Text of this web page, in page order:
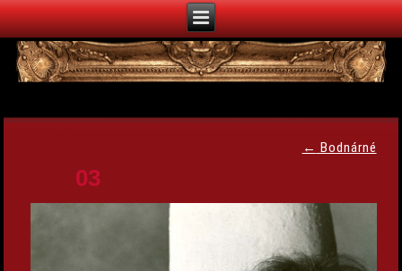
← Bodnárné
03